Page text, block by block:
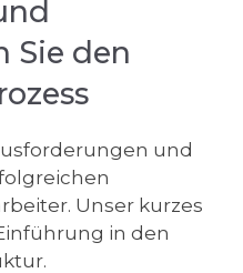
Sie den
und
Unser kurzes
in den